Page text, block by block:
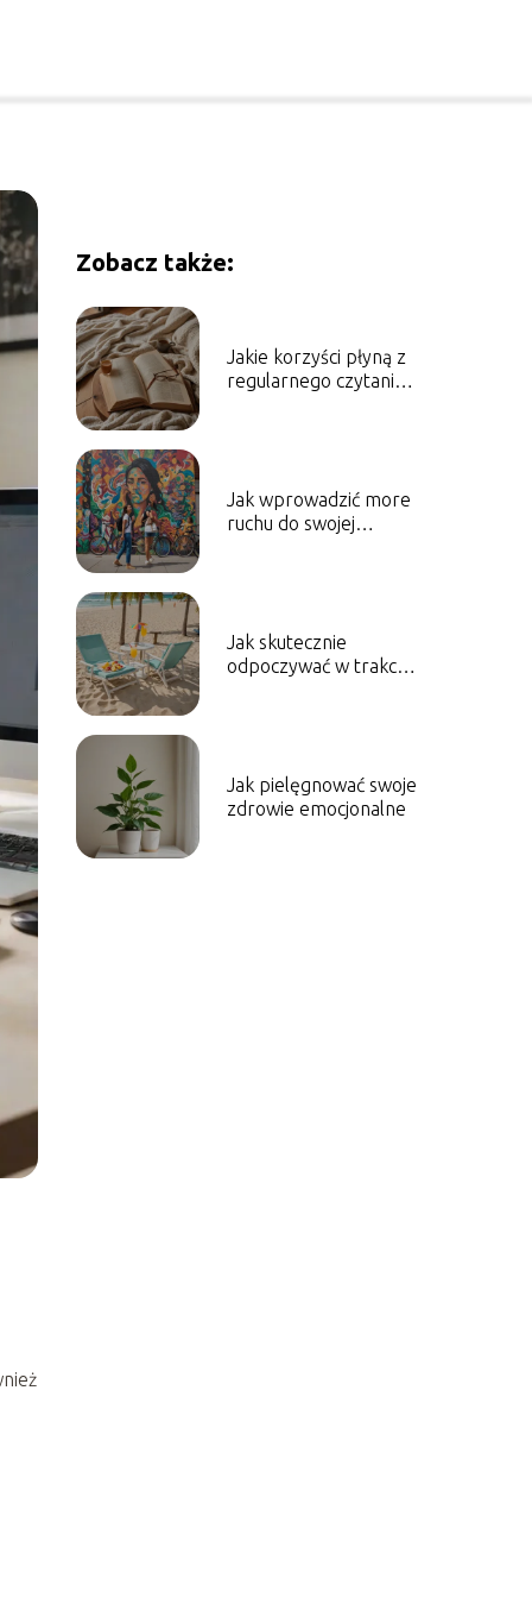
Zobacz także:
Jakie korzyści płyną z
regularnego czytania
Jak wprowadzić more
ruchu do swojej
Jak skutecznie
odpoczywać w trakcie
Jak pielęgnować swoje
zdrowie emocjonalne